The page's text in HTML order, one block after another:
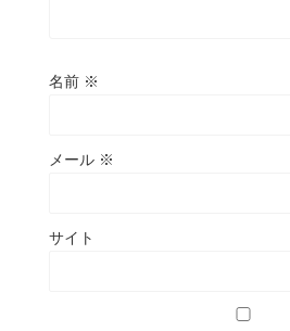
名前 ※
メール ※
サイト